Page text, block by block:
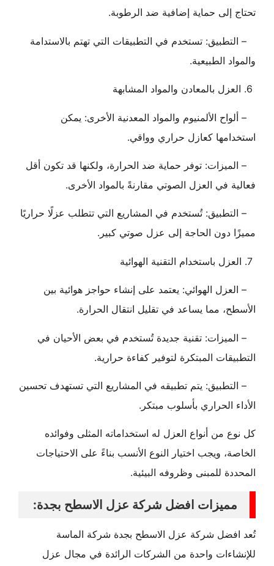
تحتاج إلى حماية إضافية ضد الرطوبة.
– التطبيق: تستخدم في التطبيقات التي تهتم بالاستدامة
والمواد الطبيعية.
– ألواح الألمنيوم والمواد المعدنية الأخرى: يمكن
استخدامها كعازل حراري وواقي.
– الميزات: توفر حماية ضد الحرارة، ولكنها قد تكون أقل
فعالية في العزل الصوتي مقارنةً بالمواد الأخرى.
– التطبيق: تُستخدم في المشاريع التي تتطلب عزلًا حراريًا
مميزًا دون الحاجة إلى عزل صوتي كبير.
– العزل الهوائي: يعتمد على إنشاء حواجز هوائية بين
الأسطح، مما يساعد في تقليل انتقال الحرارة.
– الميزات: تقنية جديدة تُستخدم في بعض الأحيان في
التطبيقات المبتكرة لتوفير كفاءة حرارية.
– التطبيق: يتم تطبيقه في المشاريع التي تستهدف تحسين
الأداء الحراري بأسلوب مبتكر.
كل نوع من أنواع العزل له استخداماته المثلى وفوائده
الخاصة، ويجب اختيار النوع الأنسب بناءً على الاحتياجات
المحددة للمبنى وظروفه البيئية.
مميزات افضل شركة عزل الاسطح بجدة:
تُعد افضل شركة عزل الاسطح بجدة شركة الماسة
للإنشاءات واحدة من الشركات الرائدة في مجال عزل